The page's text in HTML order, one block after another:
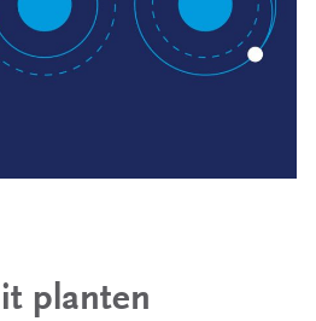
planten